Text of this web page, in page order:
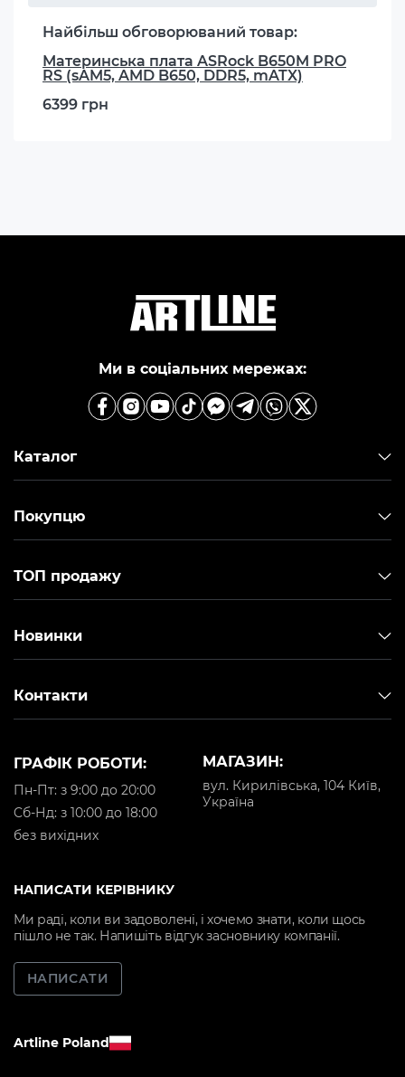
Найбільш обговорюваний товар:
Материнська плата ASRock B650M PRO
RS (sAM5, AMD B650, DDR5, mATX)
6399 грн
Ми в соціальних мережах:
Каталог
Покупцю
ТОП продажу
Новинки
Контакти
МАГАЗИН:
вул. Кирилівська, 104 Київ,
Україна
ГРАФІК РОБОТИ:
Пн-Пт: з 9:00 до 20:00
Cб-Нд: з 10:00 до 18:00
без вихідних
НАПИСАТИ КЕРІВНИКУ
Ми раді, коли ви задоволені, і хочемо знати, коли щось
пішло не так. Напишіть відгук засновнику компанії.
НАПИСАТИ
Artline Poland